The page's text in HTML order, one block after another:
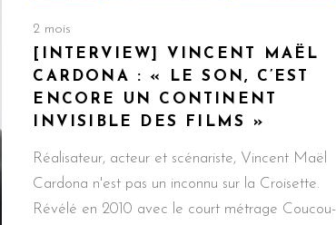
2 mois
[INTERVIEW] VINCENT MAËL
CARDONA : « LE SON, C’EST
ENCORE UN CONTINENT
INVISIBLE DES FILMS »
Réalisateur, acteur et scénariste, Vincent Maël
Cardona n'est pas un inconnu sur la Croisette.
Révélé en 2010 avec le court métrage Coucou-